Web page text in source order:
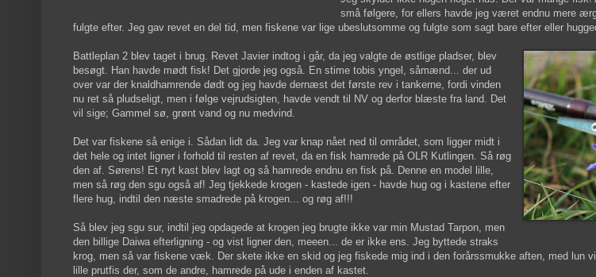
små følgere, for ellers havde jeg været endnu mere
fulgte efter. Jeg gav revet en del tid, men fiskene var lige ubeslutsomme og fulgte som sagt bare efter eller
Battleplan 2 blev taget i brug. Revet Javier indtog i går, da jeg valgte de østlige pladser, blev
besøgt. Han havde mødt fisk! Det gjorde jeg også. En stime tobis yngel, såmænd... der ud
over var der knaldhamrende dødt og jeg havde dernæst det første rev i tankerne, fordi vinden
nu ret så pludseligt, men i følge vejrudsigten, havde vendt til NV og derfor blæste fra land. Det
vil sige; Gammel sø, grønt vand og nu medvind.
Det var fiskene så enige i. Sådan lidt da. Jeg var knap nået ned til området, som ligger midt i
det hele og intet ligner i forhold til resten af revet, da en fisk hamrede på OLR Kutlingen. Så røg
den af. Sørens! Et nyt kast blev lagt og så hamrede endnu en fisk på. Denne en model lille,
men så røg den sgu også af! Jeg tjekkede krogen - kastede igen - havde hug og i kastene efter
flere hug, indtil den næste smadrede på krogen... og røg af!!!
Så blev jeg sgu sur, indtil jeg opdagede at krogen jeg brugte ikke var min Mustad Tarpon, men
den billige Daiwa efterligning - og vist ligner den, meeen... de er ikke ens. Jeg byttede straks
krog, men så var fiskene væk. Der skete ikke en skid og jeg fiskede mig ind i den forårssmukke aften, med lun
lille prutfis der, som de andre, hamrede på ude i enden af kastet.